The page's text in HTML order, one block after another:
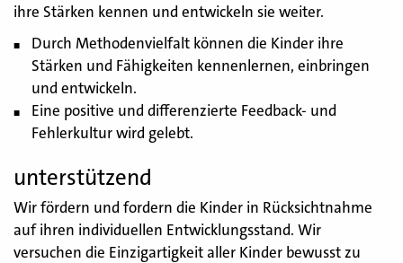
ihre Stärken kennen und entwickeln sie weiter.
Durch Methodenvielfalt können die Kinder ihre
Stärken und Fähigkeiten kennenlernen, einbringen
und entwickeln.
Eine positive und differenzierte Feedback- und
Fehlerkultur wird gelebt.
unterstützend
Wir fördern und fordern die Kinder in Rücksichtnahme
auf ihren individuellen Entwicklungsstand. Wir
versuchen die Einzigartigkeit aller Kinder bewusst zu